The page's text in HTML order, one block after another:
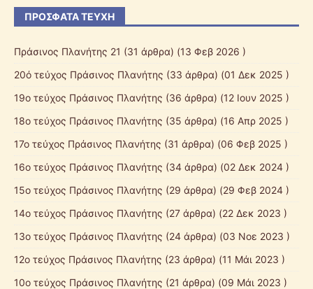
ΠΡΌΣΦΑΤΑ ΤΕΎΧΗ
Πράσινος Πλανήτης 21 (31 άρθρα) (13 Φεβ 2026 )
20ό τεύχος Πράσινος Πλανήτης (33 άρθρα) (01 Δεκ 2025 )
19ο τεύχος Πράσινος Πλανήτης (36 άρθρα) (12 Ιουν 2025 )
18ο τεύχος Πράσινος Πλανήτης (35 άρθρα) (16 Απρ 2025 )
17ο τεύχος Πράσινος Πλανήτης (31 άρθρα) (06 Φεβ 2025 )
16ο τεύχος Πράσινος Πλανήτης (34 άρθρα) (02 Δεκ 2024 )
15ο τεύχος Πράσινος Πλανήτης (29 άρθρα) (29 Φεβ 2024 )
14ο τεύχος Πράσινος Πλανήτης (27 άρθρα) (22 Δεκ 2023 )
13ο τεύχος Πράσινος Πλανήτης (24 άρθρα) (03 Νοε 2023 )
12ο τεύχος Πράσινος Πλανήτης (23 άρθρα) (11 Μάι 2023 )
10ο τεύχος Πράσινος Πλανήτης (21 άρθρα) (09 Μάι 2023 )